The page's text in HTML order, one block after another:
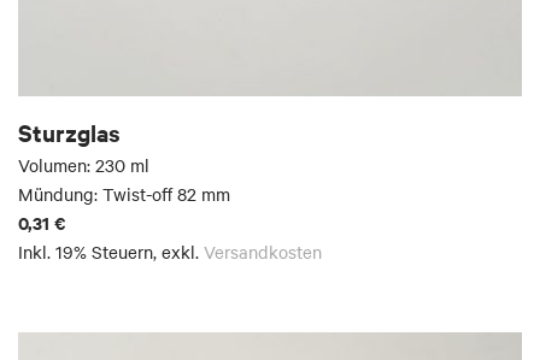
Sturzglas
Volumen: 230 ml
Mündung: Twist-off 82 mm
0,31 €
Inkl. 19% Steuern, exkl. Versandkosten